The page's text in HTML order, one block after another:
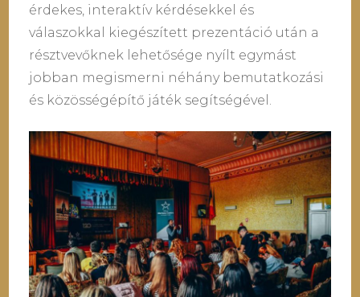
érdekes, interaktív kérdésekkel és
válaszokkal kiegészített prezentáció után a
résztvevőknek lehetősége nyílt egymást
jobban megismerni néhány bemutatkozási
és közösségépítő játék segítségével.